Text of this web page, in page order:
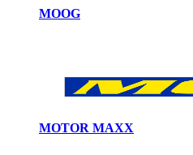
MOOG
MOTOR MAXX